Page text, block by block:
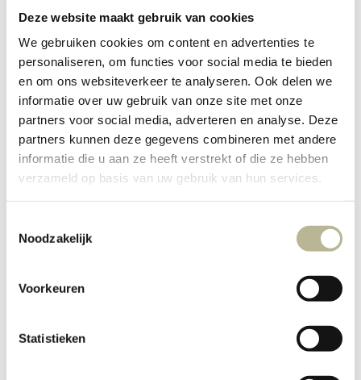
Deze website maakt gebruik van cookies
We gebruiken cookies om content en advertenties te
personaliseren, om functies voor social media te bieden
en om ons websiteverkeer te analyseren. Ook delen we
informatie over uw gebruik van onze site met onze
partners voor social media, adverteren en analyse. Deze
partners kunnen deze gegevens combineren met andere
informatie die u aan ze heeft verstrekt of die ze hebben
verzameld op basis van uw gebruik van hun services.
Noodzakelijk
Voorkeuren
Statistieken
Unique